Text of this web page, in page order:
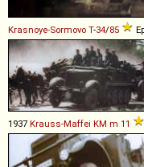
Krasnoye-Sormovo T-34/85
1937 Krauss-Maffei KM m 11